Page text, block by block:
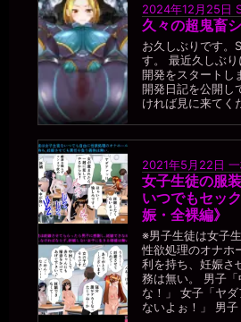
2024年12月25日
久々の超鬼畜
お久しぶりです。
す。 最近久しぶ
開発をスタートし
開発日記を公開し
ければ見に来て
2021年5月22日
女子生徒の服
いつでもセッ
娠・全裸編》
※男子生徒は女子
性欲処理のオナ
利を持ち、妊娠さ
務は無い。 男子
な！」 女子「ヤ
ないよぉ！」 男